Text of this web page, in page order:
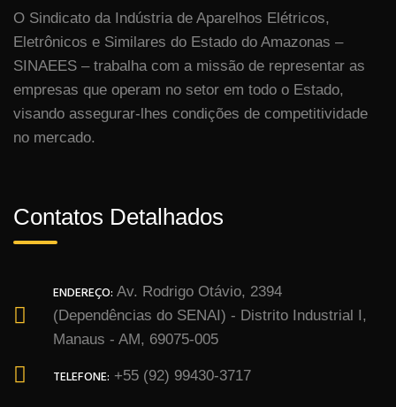
O Sindicato da Indústria de Aparelhos Elétricos,
Eletrônicos e Similares do Estado do Amazonas –
SINAEES – trabalha com a missão de representar as
empresas que operam no setor em todo o Estado,
visando assegurar-lhes condições de competitividade
no mercado.
Contatos Detalhados
ENDEREÇO: Av. Rodrigo Otávio, 2394
(Dependências do SENAI) - Distrito Industrial I,
Manaus - AM, 69075-005
TELEFONE: +55 (92) 99430-3717